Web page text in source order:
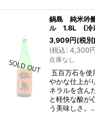
鍋島 純米吟
ル 1.8L (冷
3,909円(税別)
(税込: 4,300
在庫なし
五百万石を使
やかな仕上が
ネラルを含ん
と軽快な酸が
う美味しさ。